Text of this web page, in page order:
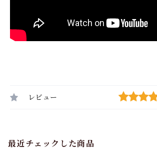
レビュー
最近チェックした商品